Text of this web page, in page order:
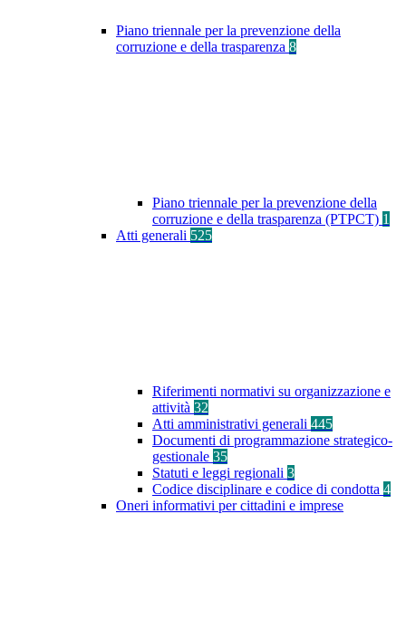
Piano triennale per la prevenzione della
corruzione e della trasparenza 8
Piano triennale per la prevenzione della
corruzione e della trasparenza (PTPCT) 1
Atti generali 525
Riferimenti normativi su organizzazione e
attività 32
Atti amministrativi generali 445
Documenti di programmazione strategico-
gestionale 35
Statuti e leggi regionali 3
Codice disciplinare e codice di condotta 4
Oneri informativi per cittadini e imprese